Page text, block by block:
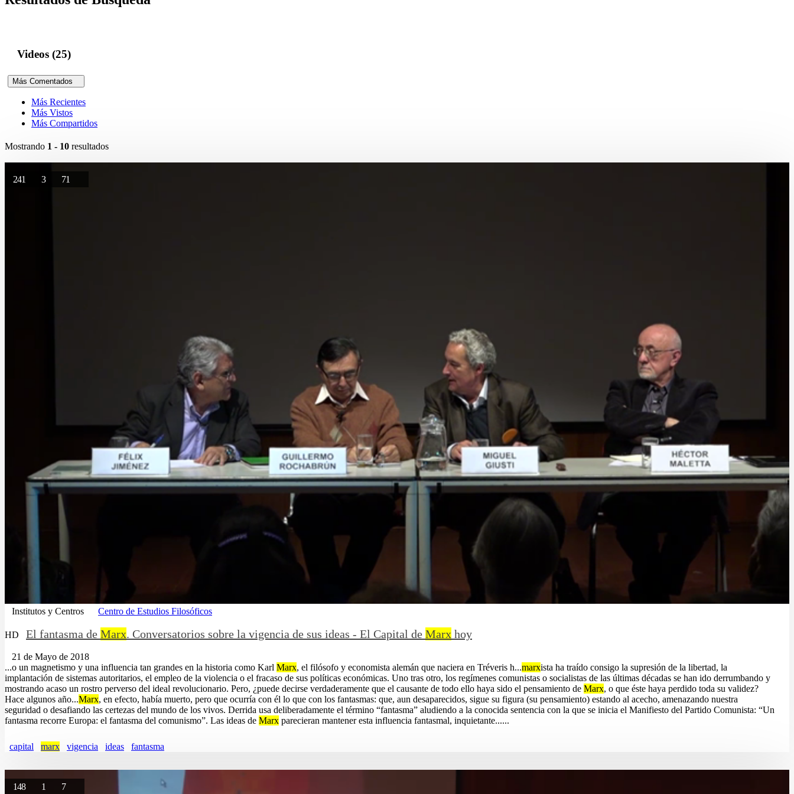
Videos (25)
Más Comentados
Más Recientes
Más Vistos
Más Compartidos
Mostrando 1 - 10 resultados
241 3 71
Institutos y Centros Centro de Estudios Filosóficos
HD El fantasma de Marx. Conversatorios sobre la vigencia de sus ideas - El Capital de Marx hoy
21 de Mayo de 2018
...o un magnetismo y una influencia tan grandes en la historia como Karl Marx, el filósofo y economista alemán que naciera en Tréveris h...marxista ha traído consigo la supresión de la libertad, la
implantación de sistemas autoritarios, el empleo de la violencia o el fracaso de sus políticas económicas. Uno tras otro, los regímenes comunistas o socialistas de las últimas décadas se han ido derrumbando y
mostrando acaso un rostro perverso del ideal revolucionario. Pero, ¿puede decirse verdaderamente que el causante de todo ello haya sido el pensamiento de Marx, o que éste haya perdido toda su validez?
Hace algunos año...Marx, en efecto, había muerto, pero que ocurría con él lo que con los fantasmas: que, aun desaparecidos, sigue su figura (su pensamiento) estando al acecho, amenazando nuestra
seguridad o desafiando las certezas del mundo de los vivos. Derrida usa deliberadamente el término “fantasma” aludiendo a la conocida sentencia con la que se inicia el Manifiesto del Partido Comunista: “Un
fantasma recorre Europa: el fantasma del comunismo”. Las ideas de Marx parecieran mantener esta influencia fantasmal, inquietante......
capital marx vigencia ideas fantasma
148 1 7